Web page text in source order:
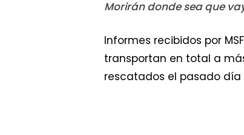
Morirán donde sea que
Informes recibidos por
transportan en total a
rescatados el pasado día